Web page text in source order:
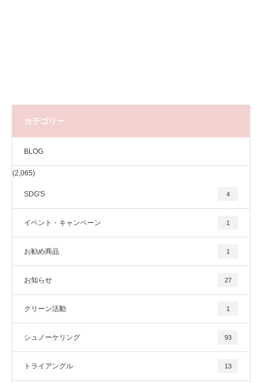
カテゴリー
BLOG
(2,065)
SDG'S 4
イベント・キャンペーン 1
お勧め商品 1
お知らせ 27
クリーン活動 1
シュノーケリング 93
トライアングル 13